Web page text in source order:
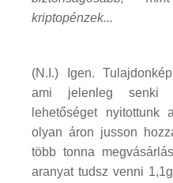
kriptopénzek...
(N.I.) Igen.
ami jelenleg senki
lehetőséget
olyan áron jusson
több tonna
aranyat tudsz venni